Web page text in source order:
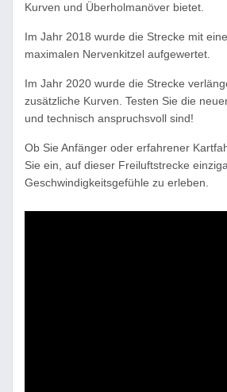
Kurven und Überholmanöver bietet.
Im Jahr 2018 wurde die Strecke mit
maximalen Nervenkitzel aufgewertet.
Im Jahr 2020 wurde die Strecke
zusätzliche Kurven. Testen Sie die
und technisch anspruchsvoll sind!
Ob Sie Anfänger oder erfahrener
Sie ein, auf dieser Freiluftstrecke
Geschwindigkeitsgefühle zu erleben.